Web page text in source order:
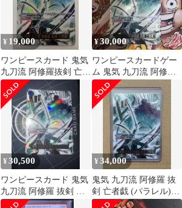
¥ 19,000
ワンピースカード 鬼気
九刀流 阿修羅抜剣 亡者
戯
¥30,000
ワンピースカードゲー
ム 鬼気 九刀流 阿修羅
抜剣 亡者戯 パラレル
¥30,500
ワンピースカード 鬼気
九刀流 阿修羅 抜剣 亡
者戯 R 箔押し パラレル
¥34,000
鬼気 九刀流 阿修羅 抜
剣 亡者戯 (パラレル)
OP12-037